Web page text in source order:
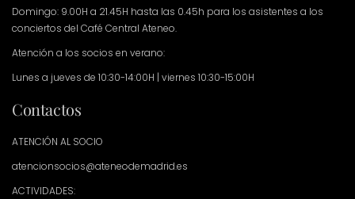
Domingo: 9.00H a 21.45H hasta las 0.45h para los asistentes a los
conciertos del Café Central Ateneo.
Atención a los socios en verano:
Lunes a jueves de 10:30-14:00H | viernes 10:30-15:00H
Contactos
ATENCIÓN AL SOCIO
atencionsocios@ateneodemadrid.es
ACTIVIDADES: